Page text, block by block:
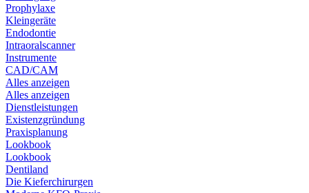
Prophylaxe
Kleingeräte
Endodontie
Intraoralscanner
Instrumente
CAD/CAM
Alles anzeigen
Alles anzeigen
Dienstleistungen
Existenzgründung
Praxisplanung
Lookbook
Lookbook
Dentiland
Die Kieferchirurgen